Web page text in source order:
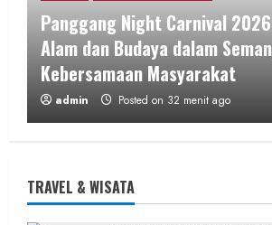
Panggang Night Carnival
Alam dan Budaya dalam
Kebersamaan Masyarakat
admin Posted on 32 menit ago
TRAVEL & WISATA